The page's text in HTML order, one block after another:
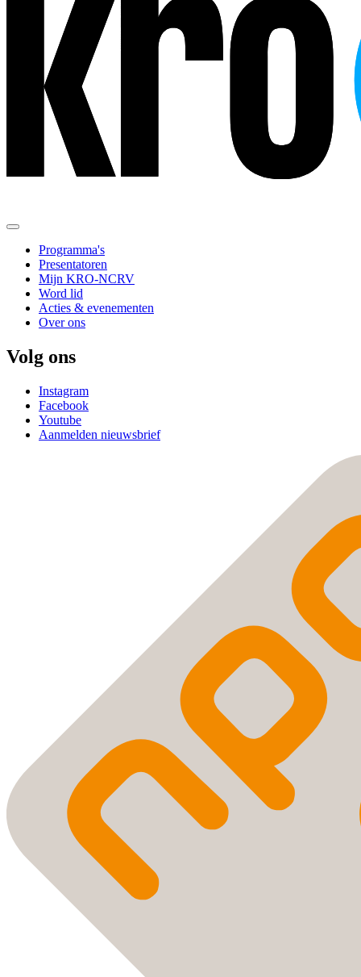
Programma's
Presentatoren
Mijn KRO-NCRV
Word lid
Acties & evenementen
Over ons
Volg ons
Instagram
Facebook
Youtube
Aanmelden nieuwsbrief